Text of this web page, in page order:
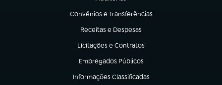
Convênios e Transferências
(abre em nova aba)
Receitas e Despesas
(abre em nova aba)
Licitações e Contratos
(abre em nova aba)
Empregados Públicos
(abre em nova aba)
Informações Classificadas
(abre em nova aba)